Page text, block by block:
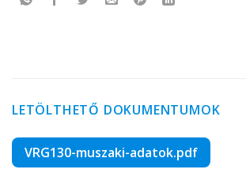
LETÖLTHETŐ DOKUMENTUMOK
VRG130-muszaki-adatok.pdf